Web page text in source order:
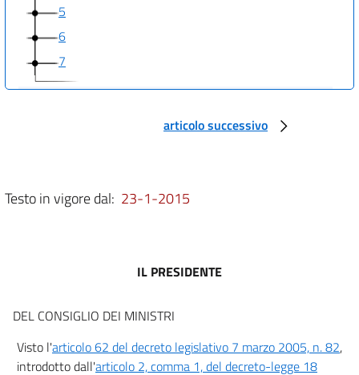
5
6
7
Allegato B
articolo successivo
Testo in vigore dal: 23-1-2015
IL PRESIDENTE
DEL CONSIGLIO DEI MINISTRI
Visto l'articolo 62 del decreto legislativo 7 marzo 2005, n. 82,
introdotto dall'articolo 2, comma 1, del decreto-legge 18